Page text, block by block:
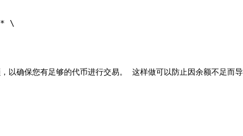
\
保您有足够的代币进行交易。 这样做可以防止因余额不足而